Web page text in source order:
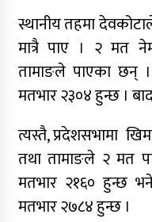
आदेश
स्थानीय तहमा
मात्रै पाए । २ मत
तामाङले पाएका छन्
मतभार २३०४ हुन्छ ।
त्यस्तै, प्रदेशसभामा
तथा तामाङले २ मत
मतभार २१६० हुन्छ
मतभार २७८४ हुन्छ ।